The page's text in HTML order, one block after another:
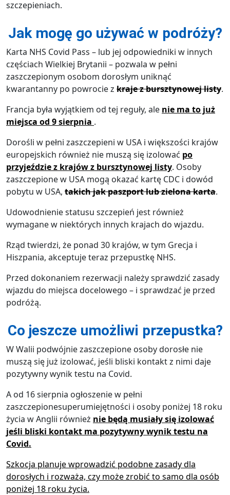
szczepieniach.
Jak mogę go używać w podróży?
Karta NHS Covid Pass – lub jej odpowiedniki w innych
częściach Wielkiej Brytanii – pozwala w pełni
zaszczepionym osobom dorosłym uniknąć
kwarantanny po powrocie z kraje z bursztynowej listy.
Francja była wyjątkiem od tej reguły, ale nie ma to już
miejsca od 9 sierpnia .
Dorośli w pełni zaszczepieni w USA i większości krajów
europejskich również nie muszą się izolować po
przyjeździe z krajów z bursztynowej listy. Osoby
zaszczepione w USA mogą okazać kartę CDC i dowód
pobytu w USA, takich jak paszport lub zielona karta.
Udowodnienie statusu szczepień jest również
wymagane w niektórych innych krajach do wjazdu.
Rząd twierdzi, że ponad 30 krajów, w tym Grecja i
Hiszpania, akceptuje teraz przepustkę NHS.
Przed dokonaniem rezerwacji należy sprawdzić zasady
wjazdu do miejsca docelowego – i sprawdzać je przed
podróżą.
Co jeszcze umożliwi przepustka?
W Walii podwójnie zaszczepione osoby dorosłe nie
muszą się już izolować, jeśli bliski kontakt z nimi daje
pozytywny wynik testu na Covid.
A od 16 sierpnia ogłoszenie w pełni
zaszczepionesuperumiejętności i osoby poniżej 18 roku
życia w Anglii również nie będą musiały się izolować
jeśli bliski kontakt ma pozytywny wynik testu na
Covid.
Szkocja planuje wprowadzić podobne zasady dla
dorosłych i rozważa, czy może zrobić to samo dla osób
poniżej 18 roku życia.